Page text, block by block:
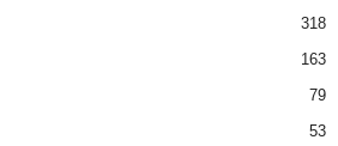
318
163
79
53